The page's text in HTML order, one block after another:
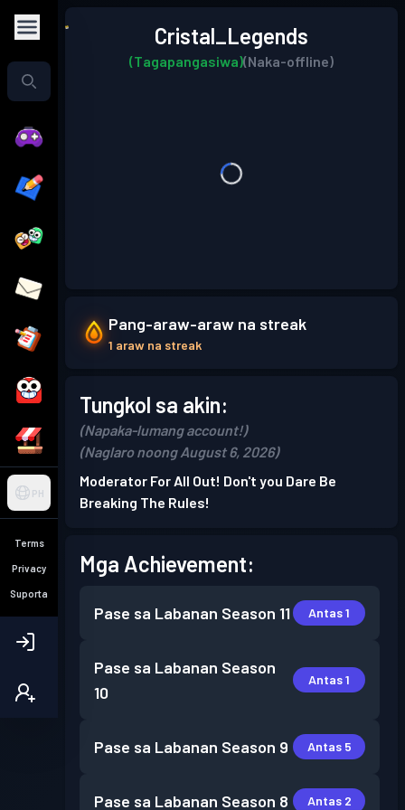
PH
Terms
Privacy
Suporta
Cristal_Legends
(Tagapangasiwa)(Naka-offline)
Pang-araw-araw na streak
1 araw na streak
Tungkol sa akin:
(Napaka-lumang account!)
(Naglaro noong August 6, 2026)
Moderator For All Out! Don't you Dare Be
Breaking The Rules!
Mga Achievement:
Pase sa Labanan Season 11 Antas 1
Pase sa Labanan Season
10
Antas 1
Pase sa Labanan Season 9 Antas 5
Pase sa Labanan Season 8 Antas 2